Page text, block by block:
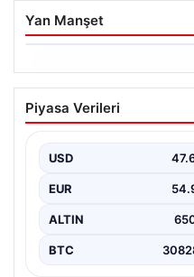
Yan Manşet
Ertuğrul Özkök’ün
İfade Verme Süreci
Cumhurbaşkanına
soruşturma kapsamında
Piyasa Verileri
USD
EUR
ALTIN
BTC